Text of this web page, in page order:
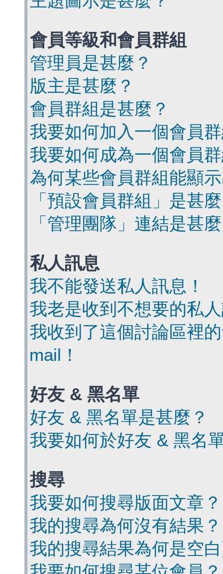
會員等級和會員群組
管理員是甚麼？
版主是甚麼？
會員群組是甚麼？
我要如何加入一個會員
我要如何成為一個會員
為何某些會員群組能顯
「預設會員群組」是甚
「管理團隊」連結是甚
私人訊息
我不能發送私人訊息！
我老是收到不想要的私
我收到了這個討論區裡
mail！
好友 & 黑名單
好友 & 黑名單是甚麼？
我要如何於好友 & 黑名
搜尋
我要如何搜尋版面文章？
我的搜尋為何沒有結果？
我的搜尋結果為何是空